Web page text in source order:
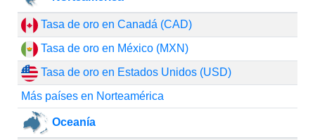
Tasa de oro en Canadá (CAD)
Tasa de oro en México (MXN)
Tasa de oro en Estados Unidos (USD)
Más países en Norteamérica
Oceanía